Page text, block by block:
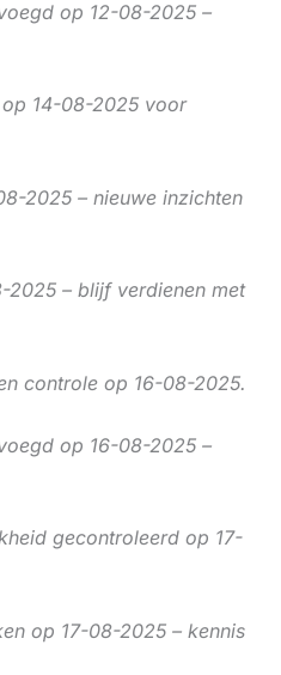
op 12-08-2025 –
14-08-2025 voor
2025 – nieuwe inzichten
2025 – blijf verdienen met
controle op 16-08-2025.
op 16-08-2025 –
gecontroleerd op 17-
op 17-08-2025 – kennis